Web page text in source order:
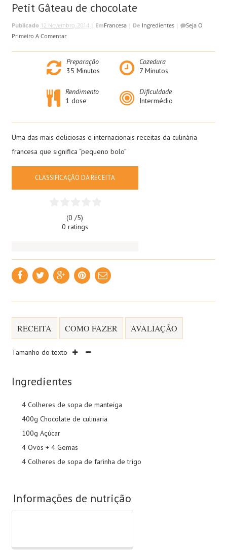
Petit Gâteau de chocolate
Publicado 12 Novembro, 2014 | EmFrancesa| De Ingredientes|
Seja O
Primeiro A Comentar
Preparação
35 Minutos
Cozedura
7 Minutos
Rendimento
1 dose
Dificuldade
Intermédio
Uma das mais deliciosas e internacionais receitas da culinária
francesa que significa “pequeno bolo”
CLASSIFICAÇÃO DA RECEITA
(0 /5)
0 ratings
RECEITA COMO FAZER AVALIAÇÃO
Tamanho do texto
Ingredientes
4 Colheres de sopa de manteiga
400g Chocolate de culinaria
100g Açúcar
4 Ovos + 4 Gemas
4 Colheres de sopa de farinha de trigo
Informações de nutrição